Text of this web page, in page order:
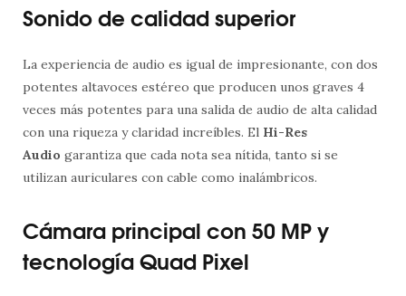
Sonido de calidad superior
La experiencia de audio es igual de impresionante, con dos
potentes altavoces estéreo que producen unos graves 4
veces más potentes para una salida de audio de alta calidad
con una riqueza y claridad increíbles. El Hi-Res
Audio garantiza que cada nota sea nítida, tanto si se
utilizan auriculares con cable como inalámbricos.
Cámara principal con 50 MP y
tecnología Quad Pixel